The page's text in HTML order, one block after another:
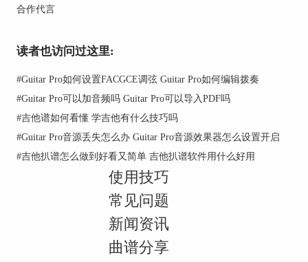
Guitar Pro
为帮助所有吉他爱好者学习、绘谱、创作而诞生的
她，包含所有吉他的现有指法及音色，在做弹拨乐
器的滑音、倚音、推弦、揉弦、泛音、摇把、闷
音、琶音、分解和弦、BASS打弦等方面有绝对的
合作代言
读者也访问过这里:
#Guitar Pro如何设置FACGCE调弦 Guitar Pro如何编辑拨奏
#Guitar Pro可以加音频吗 Guitar Pro可以导入PDF吗
#吉他谱如何看懂 学吉他有什么技巧吗
#Guitar Pro音源丢失怎么办 Guitar Pro音源效果器怎么设置开启
#吉他扒谱怎么做到好看又简单 吉他扒谱软件用什么好用
使用技巧
常见问题
新闻资讯
曲谱分享